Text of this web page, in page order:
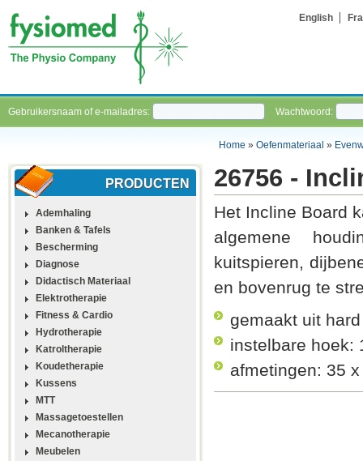
English
Gebruikersnaam of e-mailadres: Wachtwoord:
Home » Oefenmateriaal »
PRODUCTEN
Ademhaling
Banken & Tafels
Bescherming
Diagnose
Didactisch Materiaal
Elektrotherapie
Fitness & Cardio
Hydrotherapie
Katroltherapie
Koudetherapie
Kussens
MTT
Massagetoestellen
Mecanotherapie
Meubelen
26756 -
Het Incline Board
algemene
kuitspieren,
en bovenrug te
gemaakt uit
instelbare hoek:
afmetingen: 35